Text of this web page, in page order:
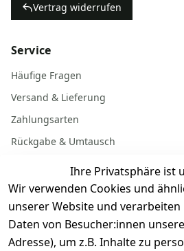
Ihre Privatsphäre ist
Wir verwenden Cookies und
unserer Website und
Daten von Besucher:innen
Adresse), um z.B. Inhalte zu
Vertrag widerrufen
Service
Häufige Fragen
Versand & Lieferung
Zahlungsarten
Rückgabe & Umtausch
Batterieentsorgung
Gerät verkaufen